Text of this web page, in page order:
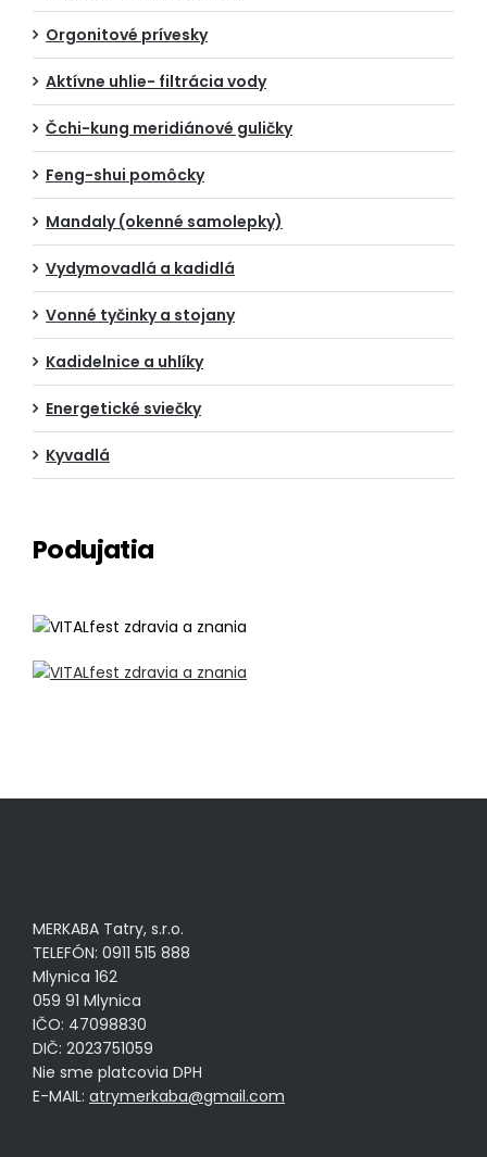
Orgonitové prívesky
Aktívne uhlie- filtrácia vody
Čchi-kung meridiánové guličky
Feng-shui pomôcky
Mandaly (okenné samolepky)
Vydymovadlá a kadidlá
Vonné tyčinky a stojany
Kadidelnice a uhlíky
Energetické sviečky
Kyvadlá
Podujatia
MERKABA Tatry, s.r.o.
TELEFÓN: 0911 515 888
Mlynica 162
059 91 Mlynica
IČO: 47098830
DIČ: 2023751059
Nie sme platcovia DPH
E-MAIL: atrymerkaba@gmail.com